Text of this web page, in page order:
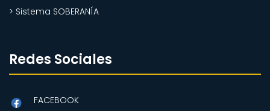
> Sistema SOBERANÍA
Redes Sociales
FACEBOOK